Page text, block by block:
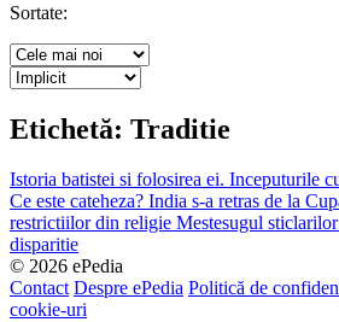
Sortate:
Etichetă: Traditie
Istoria batistei si folosirea ei. Inceputurile
Ce este cateheza? India s-a retras de la
restrictiilor din religie Mestesugul
disparitie
© 2026 ePedia
Contact Despre ePedia Politică de
cookie-uri